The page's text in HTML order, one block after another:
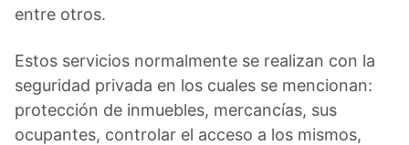
entre otros.
Estos servicios normalmente se realizan con la
seguridad privada en los cuales se mencionan:
protección de inmuebles, mercancías, sus
ocupantes, controlar el acceso a los mismos,